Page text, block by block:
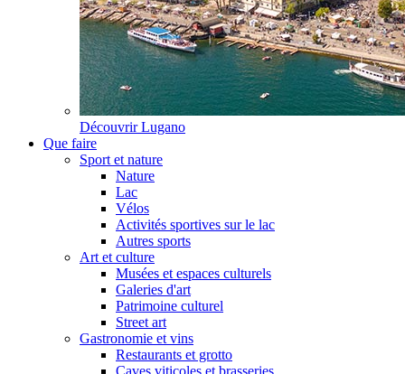
Découvrir Lugano
Que faire
Sport et nature
Nature
Lac
Vélos
Activités sportives sur le lac
Autres sports
Art et culture
Musées et espaces culturels
Galeries d'art
Patrimoine culturel
Street art
Gastronomie et vins
Restaurants et grotto
Caves viticoles et brasseries